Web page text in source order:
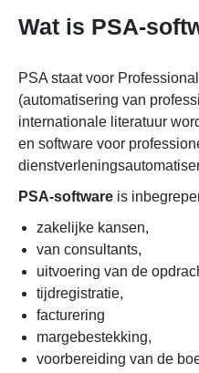
Wat is PSA-
PSA staat voor
(automatisering van
internationale literatuur
en software voor
PSA-software is
zakelijke kansen,
van consultants,
uitvoering van de
tijdregistratie,
facturering
margebestekking,
voorbereiding van de